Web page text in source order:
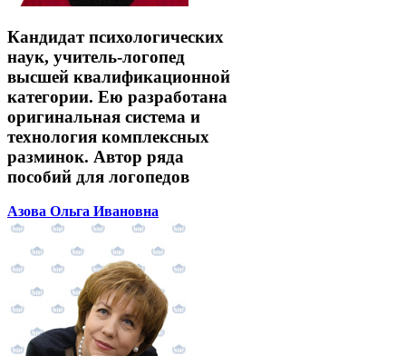
Кандидат психологических
наук, учитель-логопед
высшей квалификационной
категории. Ею разработана
оригинальная система и
технология комплексных
разминок. Автор ряда
пособий для логопедов
Азова Ольга Ивановна